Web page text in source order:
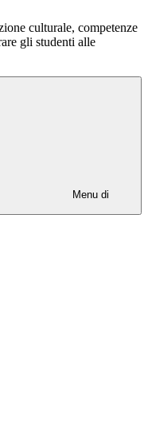
culturale, competenze
gli studenti alle
Menu di